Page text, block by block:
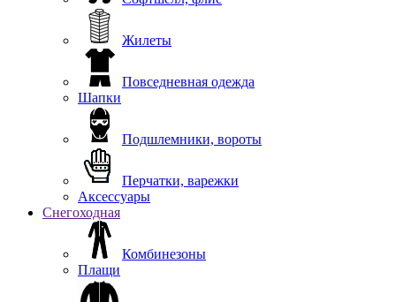
Жилеты
Повседневная одежда
Шапки
Подшлемники, вороты
Перчатки, варежки
Аксессуары
Снегоходная
Комбинезоны
Плащи